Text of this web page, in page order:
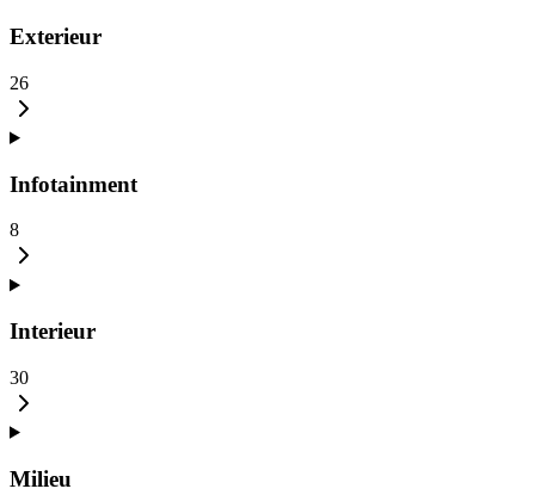
Exterieur
26
Infotainment
8
Interieur
30
Milieu